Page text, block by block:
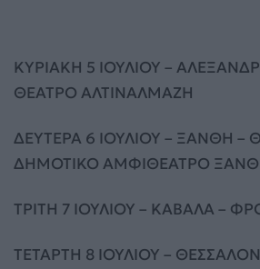
ΚΥΡΙΑΚΗ 5 ΙΟΥΛΙΟΥ –
ΘΕΑΤΡΟ ΑΛΤΙΝΑΛΜΑΖΗ
ΔΕΥΤΕΡΑ 6 ΙΟΥΛΙΟΥ – ΞΑΝΘΗ –
ΔΗΜΟΤΙΚΟ ΑΜΦΙΘΕΑΤΡΟ
ΤΡΙΤΗ 7 ΙΟΥΛΙΟΥ – ΚΑΒΑΛΑ –
ΤΕΤΑΡΤΗ 8 ΙΟΥΛΙΟΥ –